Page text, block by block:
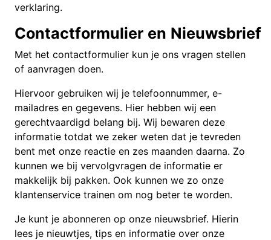
verklaring.
Contactformulier en Nieuwsbrief
Met het contactformulier kun je ons vragen stellen
of aanvragen doen.
Hiervoor gebruiken wij je telefoonnummer, e-
mailadres en gegevens. Hier hebben wij een
gerechtvaardigd belang bij. Wij bewaren deze
informatie totdat we zeker weten dat je tevreden
bent met onze reactie en zes maanden daarna. Zo
kunnen we bij vervolgvragen de informatie er
makkelijk bij pakken. Ook kunnen we zo onze
klantenservice trainen om nog beter te worden.
Je kunt je abonneren op onze nieuwsbrief. Hierin
lees je nieuwtjes, tips en informatie over onze